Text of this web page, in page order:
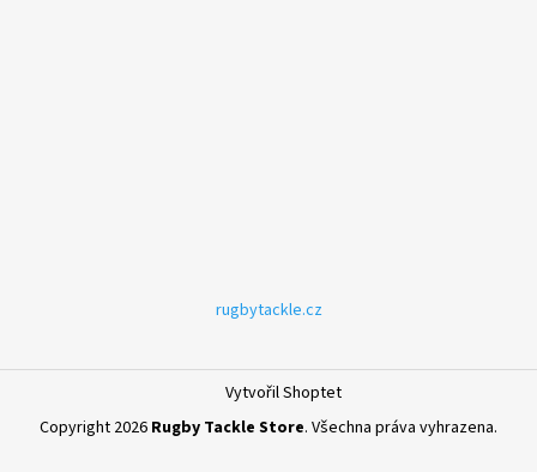
rugbytackle.cz
Vytvořil Shoptet
Copyright 2026 Rugby Tackle Store. Všechna práva vyhrazena.